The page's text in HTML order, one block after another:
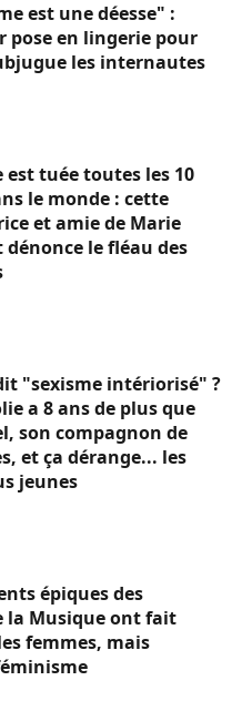
est une déesse" :
pose en lingerie pour
les internautes
est tuée toutes les 10
le monde : cette
et amie de Marie
le fléau des
"sexisme intériorisé" ?
a 8 ans de plus que
son compagnon de
et ça dérange... les
jeunes
épiques des
la Musique ont fait
femmes, mais